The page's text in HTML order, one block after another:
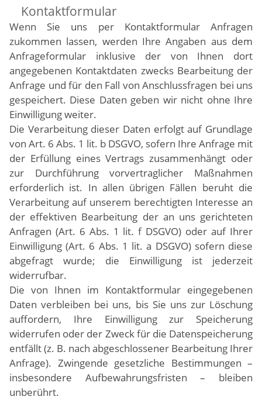
Kontaktformular
Wenn Sie uns per Kontaktformular Anfragen
zukommen lassen, werden Ihre Angaben aus dem
Anfrageformular inklusive der von Ihnen dort
angegebenen Kontaktdaten zwecks Bearbeitung der
Anfrage und für den Fall von Anschlussfragen bei uns
gespeichert. Diese Daten geben wir nicht ohne Ihre
Einwilligung weiter.
Die Verarbeitung dieser Daten erfolgt auf Grundlage
von Art. 6 Abs. 1 lit. b DSGVO, sofern Ihre Anfrage mit
der Erfüllung eines Vertrags zusammenhängt oder
zur Durchführung vorvertraglicher Maßnahmen
erforderlich ist. In allen übrigen Fällen beruht die
Verarbeitung auf unserem berechtigten Interesse an
der effektiven Bearbeitung der an uns gerichteten
Anfragen (Art. 6 Abs. 1 lit. f DSGVO) oder auf Ihrer
Einwilligung (Art. 6 Abs. 1 lit. a DSGVO) sofern diese
abgefragt wurde; die Einwilligung ist jederzeit
widerrufbar.
Die von Ihnen im Kontaktformular eingegebenen
Daten verbleiben bei uns, bis Sie uns zur Löschung
auffordern, Ihre Einwilligung zur Speicherung
widerrufen oder der Zweck für die Datenspeicherung
entfällt (z. B. nach abgeschlossener Bearbeitung Ihrer
Anfrage). Zwingende gesetzliche Bestimmungen –
insbesondere Aufbewahrungsfristen – bleiben
unberührt.